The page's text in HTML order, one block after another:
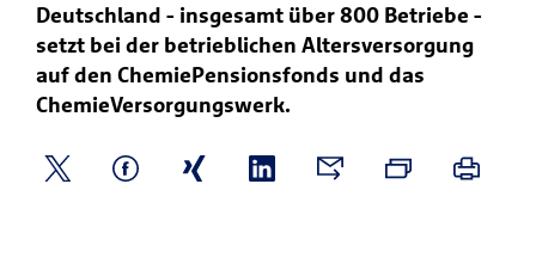
Deutschland - insgesamt über 800 Betriebe -
setzt bei der betrieblichen Altersversorgung
auf den ChemiePensionsfonds und das
ChemieVersorgungswerk.